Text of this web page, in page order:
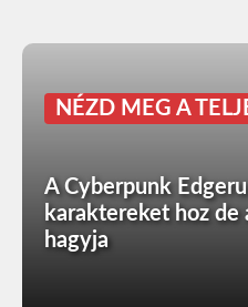
NÉZD MEG A
A Cyberpunk
karaktereket hoz
hagyja